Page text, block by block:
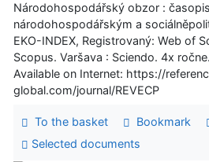
Národohospodářský obzor :
národohospodářským a
EKO-INDEX, Registrovaný: Web of
Scopus. Varšava : Sciendo. 4x
Available on Internet: https://
global.com/journal/REVECP
To the basket Bookmark
Selected documents